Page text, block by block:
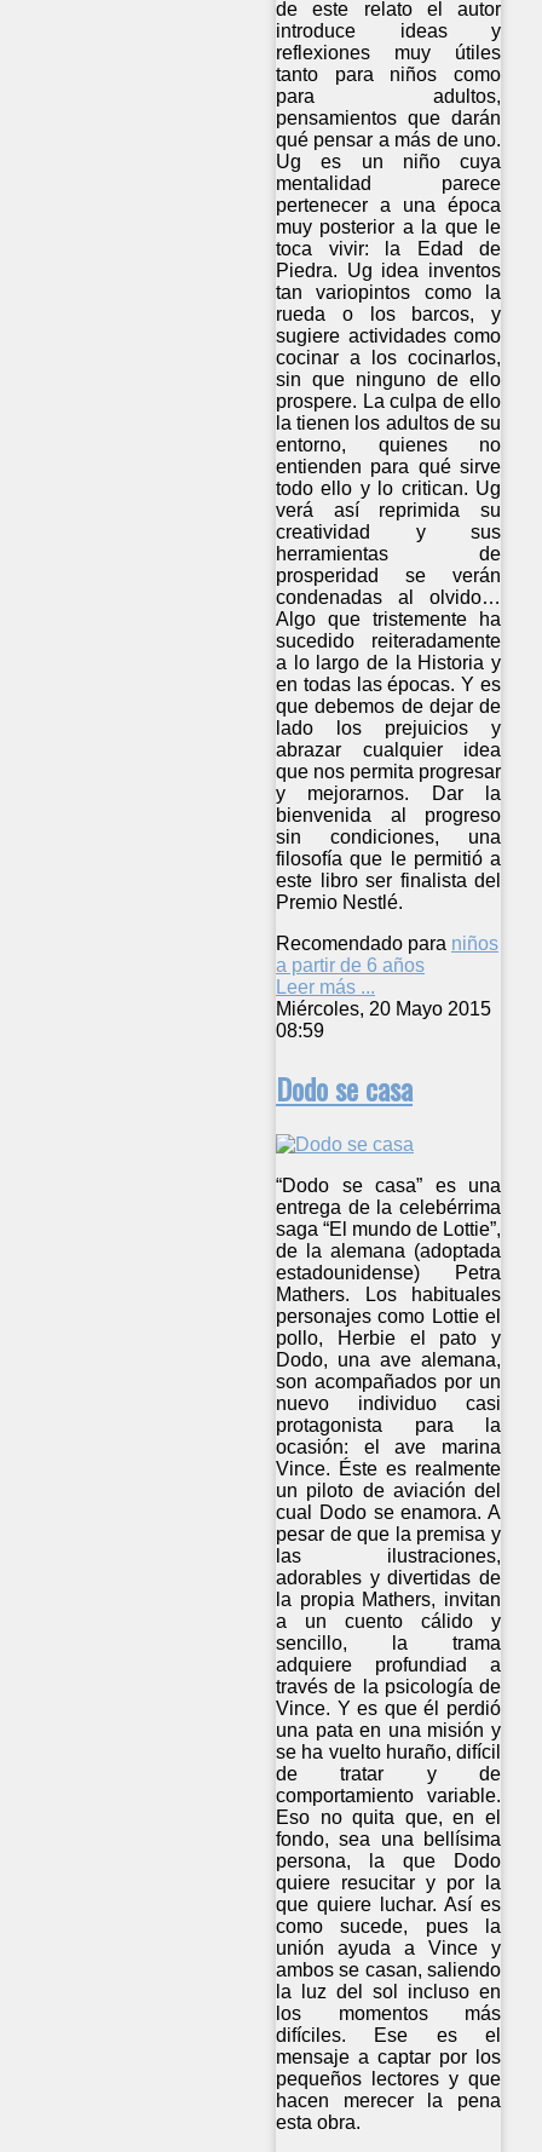
de este relato el autor
introduce ideas y
reflexiones muy útiles
tanto para niños como
para adultos,
pensamientos que darán
qué pensar a más de uno.
Ug es un niño cuya
mentalidad parece
pertenecer a una época
muy posterior a la que le
toca vivir: la Edad de
Piedra. Ug idea inventos
tan variopintos como la
rueda o los barcos, y
sugiere actividades como
cocinar a los cocinarlos,
sin que ninguno de ello
prospere. La culpa de ello
la tienen los adultos de su
entorno, quienes no
entienden para qué sirve
todo ello y lo critican. Ug
verá así reprimida su
creatividad y sus
herramientas de
prosperidad se verán
condenadas al olvido…
Algo que tristemente ha
sucedido reiteradamente
a lo largo de la Historia y
en todas las épocas. Y es
que debemos de dejar de
lado los prejuicios y
abrazar cualquier idea
que nos permita progresar
y mejorarnos. Dar la
bienvenida al progreso
sin condiciones, una
filosofía que le permitió a
este libro ser finalista del
Premio Nestlé.
Recomendado para niños
a partir de 6 años
Leer más ...
Miércoles, 20 Mayo 2015
08:59
Dodo se casa
“Dodo se casa” es una
entrega de la celebérrima
saga “El mundo de Lottie”,
de la alemana (adoptada
estadounidense) Petra
Mathers. Los habituales
personajes como Lottie el
pollo, Herbie el pato y
Dodo, una ave alemana,
son acompañados por un
nuevo individuo casi
protagonista para la
ocasión: el ave marina
Vince. Éste es realmente
un piloto de aviación del
cual Dodo se enamora. A
pesar de que la premisa y
las ilustraciones,
adorables y divertidas de
la propia Mathers, invitan
a un cuento cálido y
sencillo, la trama
adquiere profundiad a
través de la psicología de
Vince. Y es que él perdió
una pata en una misión y
se ha vuelto huraño, difícil
de tratar y de
comportamiento variable.
Eso no quita que, en el
fondo, sea una bellísima
persona, la que Dodo
quiere resucitar y por la
que quiere luchar. Así es
como sucede, pues la
unión ayuda a Vince y
ambos se casan, saliendo
la luz del sol incluso en
los momentos más
difíciles. Ese es el
mensaje a captar por los
pequeños lectores y que
hacen merecer la pena
esta obra.